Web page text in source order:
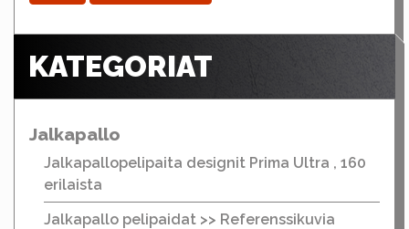
KATEGORIAT
Jalkapallo
Jalkapallopelipaita designit Prima Ultra , 160
erilaista
Jalkapallo pelipaidat >> Referenssikuvia